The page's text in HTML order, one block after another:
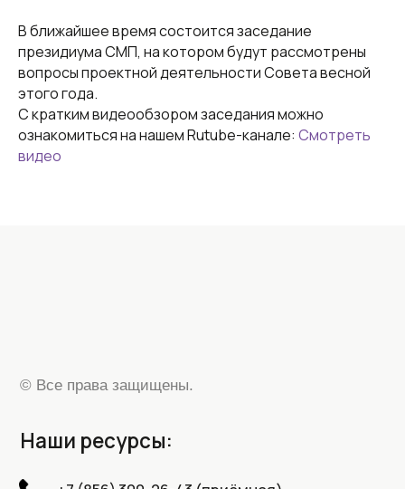
В ближайшее время состоится заседание
президиума СМП, на котором будут рассмотрены
вопросы проектной деятельности Совета весной
этого года.
С кратким видеообзором заседания можно
ознакомиться на нашем Rutube-канале: Смотреть
видео
t.me/silaprofsouza
Партнеры: